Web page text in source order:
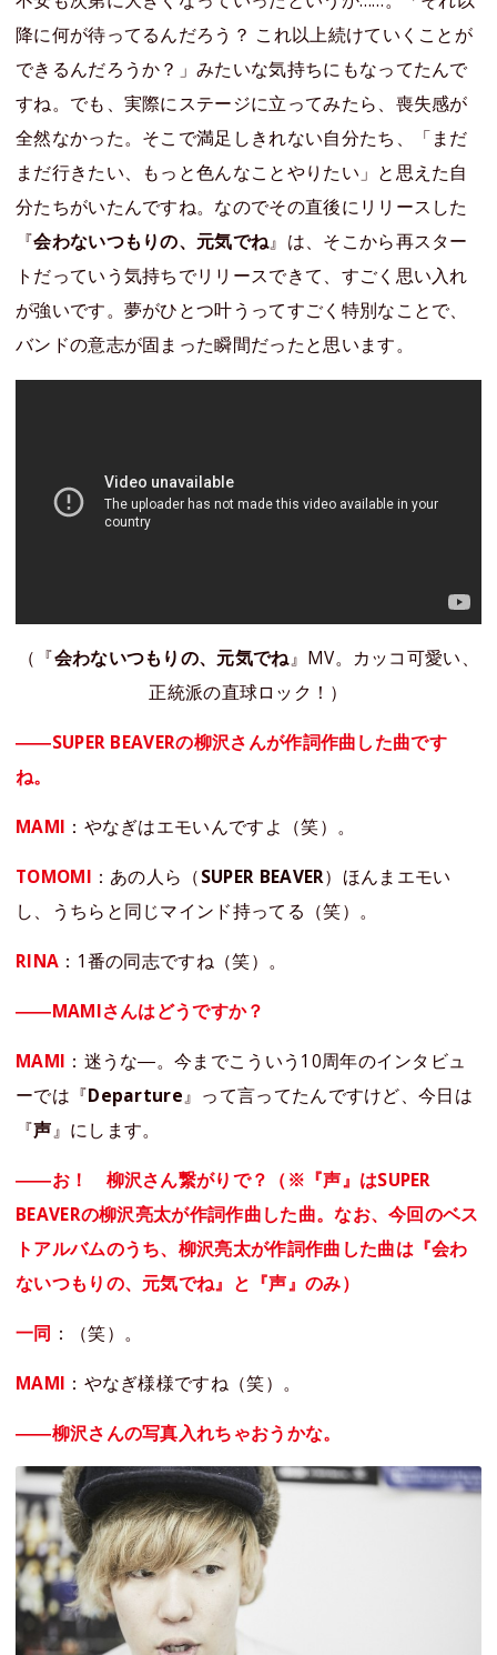
降に何が待ってるんだろう？ これ以上続けていくことが
できるんだろうか？」みたいな気持ちにもなってたんで
すね。でも、実際にステージに立ってみたら、喪失感が
全然なかった。そこで満足しきれない自分たち、「まだ
まだ行きたい、もっと色んなことやりたい」と思えた自
分たちがいたんですね。なのでその直後にリリースした
『会わないつもりの、元気でね』は、そこから再スター
トだっていう気持ちでリリースできて、すごく思い入れ
が強いです。夢がひとつ叶うってすごく特別なことで、
バンドの意志が固まった瞬間だったと思います。
（『会わないつもりの、元気でね』MV。カッコ可愛い、
正統派の直球ロック！）
――SUPER BEAVERの柳沢さんが作詞作曲した曲です
ね。
MAMI ：やなぎはエモいんですよ（笑）。
TOMOMI ：あの人ら（SUPER BEAVER）ほんまエモい
し、うちらと同じマインド持ってる（笑）。
RINA ：1番の同志ですね（笑）。
――MAMIさんはどうですか？
MAMI ：迷うな―。今までこういう10周年のインタビュ
ーでは『Departure』って言ってたんですけど、今日は
『声』にします。
――お！ 柳沢さん繋がりで？（※『声』はSUPER
BEAVERの柳沢亮太が作詞作曲した曲。なお、今回のベス
トアルバムのうち、柳沢亮太が作詞作曲した曲は『会わ
ないつもりの、元気でね』と『声』のみ）
一同 ：（笑）。
MAMI ：やなぎ様様ですね（笑）。
――柳沢さんの写真入れちゃおうかな。